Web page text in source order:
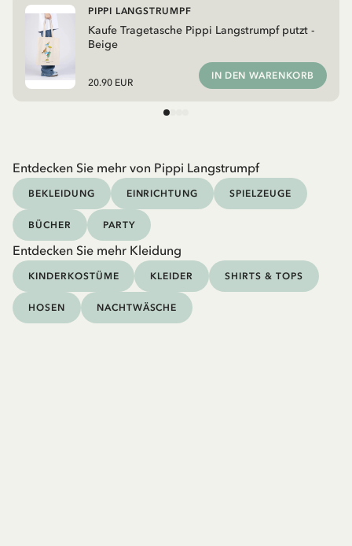
Kaufe Tragetasche Pippi Langstrumpf putzt -
Beige
PIPPI LANGSTRUMPF
20.90 EUR
IN DEN WARENKORB
Entdecken Sie mehr von Pippi Langstrumpf
BEKLEIDUNG EINRICHTUNG SPIELZEUGE
BÜCHER PARTY
Entdecken Sie mehr Kleidung
KINDERKOSTÜME KLEIDER SHIRTS & TOPS
HOSEN NACHTWÄSCHE